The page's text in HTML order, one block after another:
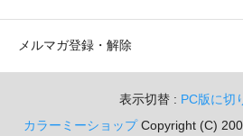
メルマガ登録・解除
表示切替 : PC版に切
カラーミーショップCopyright (C)